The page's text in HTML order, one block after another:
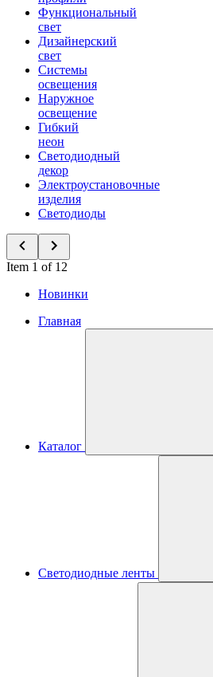
Функциональный
свет
Дизайнерский
свет
Системы
освещения
Наружное
освещение
Гибкий
неон
Светодиодный
декор
Электроустановочные
изделия
Светодиоды
Item 1 of 12
Новинки
Главная
Каталог
Светодиодные ленты